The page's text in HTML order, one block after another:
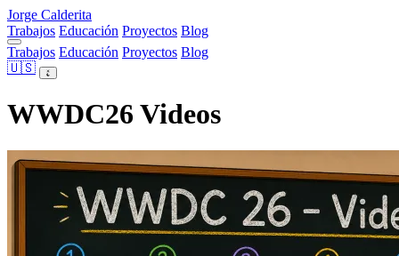
Jorge Calderita
Trabajos Educación Proyectos Blog
Trabajos Educación Proyectos Blog
🇺🇸
WWDC26 Videos